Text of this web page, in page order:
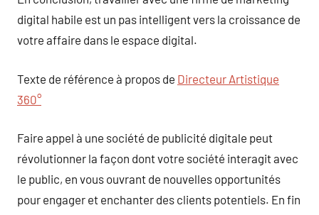
digital habile est un pas intelligent vers la croissance de
votre affaire dans le espace digital.
Texte de référence à propos de Directeur Artistique
360°
Faire appel à une société de publicité digitale peut
révolutionner la façon dont votre société interagit avec
le public, en vous ouvrant de nouvelles opportunités
pour engager et enchanter des clients potentiels. En fin